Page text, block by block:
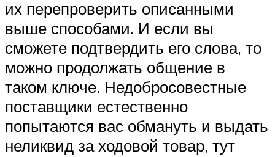
их перепроверить описанными
выше способами. И если вы
сможете подтвердить его слова, то
можно продолжать общение в
таком ключе. Недобросовестные
поставщики естественно
попытаются вас обмануть и выдать
неликвид за ходовой товар, тут